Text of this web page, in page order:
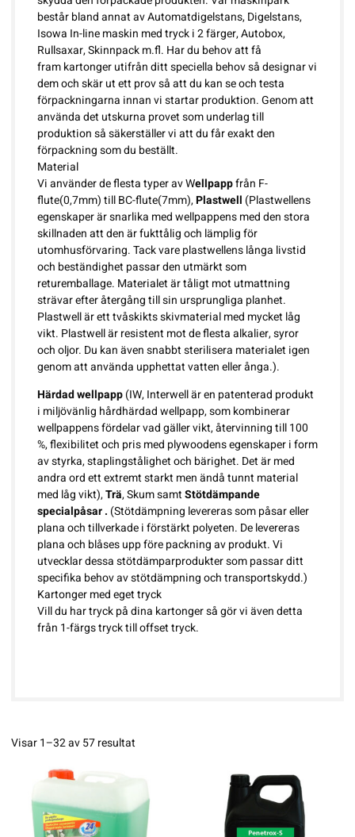
består bland annat avAutomatdigelstans, Digelstans,
Isowa In-line maskin med tryck i 2 färger, Autobox,
Rullsaxar,Skinnpackm.fl. Har du behov att få
fram kartonger utifrån ditt speciella behov så designar vi
dem och skär ut ett prov så att du kan se och testa
förpackningarna innan vi startar produktion. Genom att
använda det utskurna provet som underlag till
produktionså säkerställer vi att du får exakt den
förpackning som du beställt.
Material
Vi använder de flesta typer av Wellpappfrån F-
flute(0,7mm) till BC-flute(7mm),Plastwell (Plastwellens
egenskaper är snarlika med wellpappens med den stora
skillnaden att den är fukttålig och lämplig för
utomhusförvaring. Tack vare plastwellens långa livstid
och beständighet passar den utmärkt som
returemballage. Materialet är tåligt mot utmattning
strävar efter återgång till sin ursprungliga planhet.
Plastwell är ett tvåskikts skivmaterial med mycket låg
vikt. Plastwell är resistent mot de flesta alkalier, syror
och oljor. Du kan även snabbt sterilisera materialet igen
genom att använda upphettat vatten eller ånga.).
Härdad wellpapp(IW, Interwell är en patenterad produkt
i miljövänlig hårdhärdad wellpapp, som kombinerar
wellpappens fördelar vad gäller vikt, återvinning till 100
%, flexibilitet och pris med plywoodens egenskaper i form
av styrka, staplingstålighet och bärighet. Det är med
andra ord ett extremt starkt men ändå tunnt material
med låg vikt),Trä, Skum samtStötdämpande
specialpåsar . (Stötdämpning levereras som påsar eller
plana och tillverkade i förstärkt polyeten. De levereras
plana och blåses upp före packning av produkt. Vi
utvecklar dessa stötdämparprodukter som passar ditt
specifika behov av stötdämpning och transportskydd.)
Kartonger med eget tryck
Vill du har tryck på dina kartonger så gör vi även detta
från 1-färgs tryck till offset tryck.
Visar 1–32 av 57 resultat